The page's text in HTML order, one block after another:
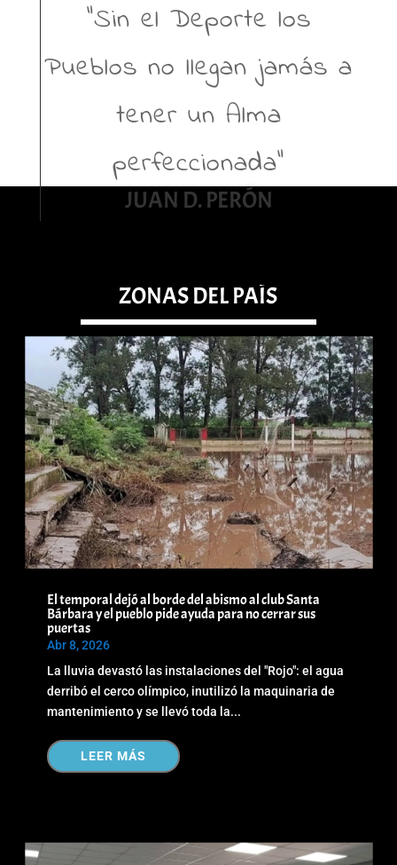
“Sin el Deporte los
Pueblos no llegan jamás a
tener un Alma
perfeccionada”
JUAN D. PERÓN
ZONAS DEL PAÍS
El temporal dejó al borde del abismo al club Santa
Bárbara y el pueblo pide ayuda para no cerrar sus
puertas
Abr 8, 2026
La lluvia devastó las instalaciones del "Rojo": el agua
derribó el cerco olímpico, inutilizó la maquinaria de
mantenimiento y se llevó toda la...
LEER MÁS